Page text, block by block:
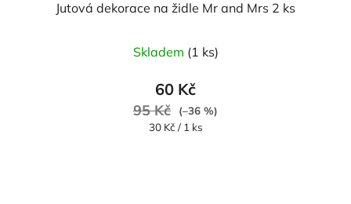
Jutová dekorace na židle Mr and Mrs 2 ks
Skladem (1 ks)
60 Kč
95 Kč
(–36 %)
Měrná
30 Kč / 1 ks